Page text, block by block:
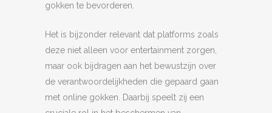
gokken te bevorderen.
Het is bijzonder relevant dat platforms zoals
deze niet alleen voor entertainment zorgen,
maar ook bijdragen aan het bewustzijn over
de verantwoordelijkheden die gepaard gaan
met online gokken. Daarbij speelt zij een